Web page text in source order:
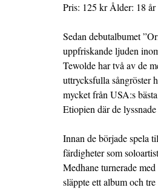
Pris: 125 kr Ålder: 18 år
Sedan debutalbumet
uppfriskande ljuden
Tewolde har två av de
uttrycksfulla sångröster
mycket från USA:s
Etiopien där de
Innan de började spela
färdigheter som
Medhane turnerade
släppte ett album och